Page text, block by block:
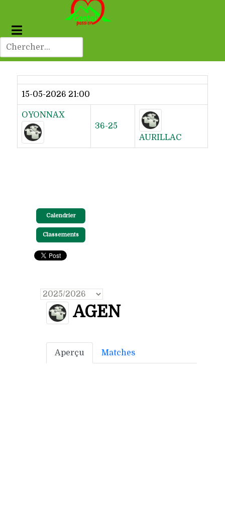
Dernier résultat
15-05-2026 21:00
OYONNAX
36-25
AURILLAC
Calendrier
Classements
AGEN
Aperçu Matches